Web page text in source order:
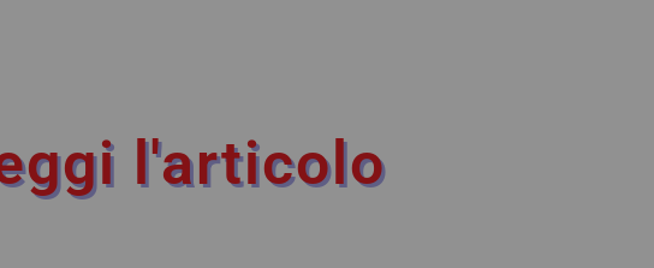
l'articolo